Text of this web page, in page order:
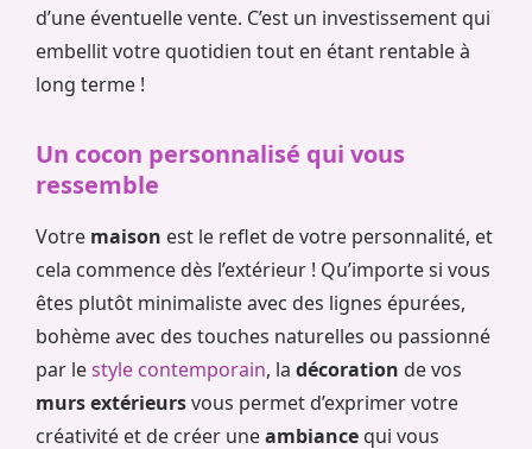
d’une éventuelle vente. C’est un investissement qui
embellit votre quotidien tout en étant rentable à
long terme !
Un cocon personnalisé qui vous
ressemble
Votre maison est le reflet de votre personnalité, et
cela commence dès l’extérieur ! Qu’importe si vous
êtes plutôt minimaliste avec des lignes épurées,
bohème avec des touches naturelles ou passionné
par lestyle contemporain, la décoration de vos
murs extérieursvous permet d’exprimer votre
créativité et de créer uneambiance qui vous